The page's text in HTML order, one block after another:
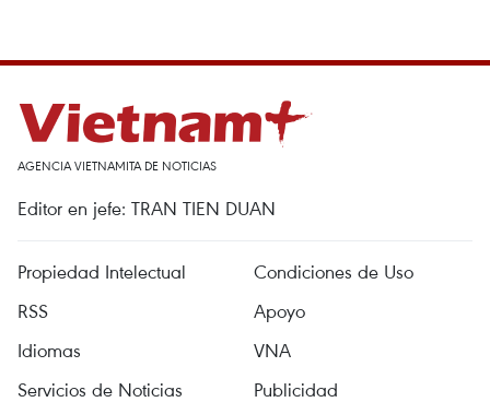
AGENCIA VIETNAMITA DE NOTICIAS
Editor en jefe: TRAN TIEN DUAN
Propiedad Intelectual
Condiciones de Uso
RSS
Apoyo
Idiomas
VNA
Servicios de Noticias
Publicidad